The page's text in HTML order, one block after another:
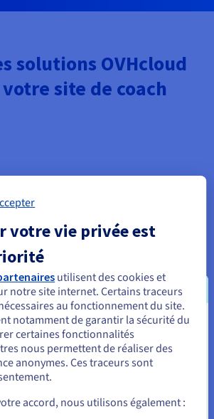
solutions OVHcloud
site de coach
solide et fiable, surveillée en
j/7, avec des mises à jour régulières pour
de votre site web. Nos solutions
une protection avancée contre les
outils pour sauvegarder et restaurer vos
jours. Un certificat SSL est inclus
et assurer la confidentialité
vos visiteurs. La sécurité de votre site
protéger les données sensibles de
être localisé en États-
vous sur le site de votre pays (États-
votre vie privée est
utilisent des cookies et
notre site internet. Certains traceurs
au fonctionnement du site.
notamment de garantir la sécurité du
certaines fonctionnalités
nous permettent de réaliser des
anonymes. Ces traceurs sont
accord, nous utilisons également :